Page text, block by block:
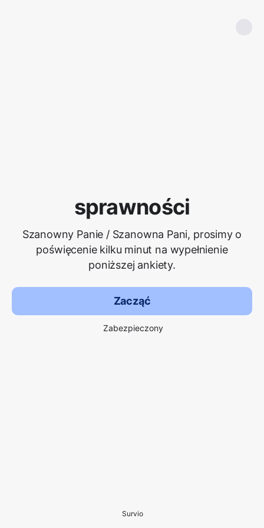
sprawności
Szanowny Panie / Szanowna Pani, prosimy o
poświęcenie kilku minut na wypełnienie
poniższej ankiety.
Zacząć
Zabezpieczony
Survio